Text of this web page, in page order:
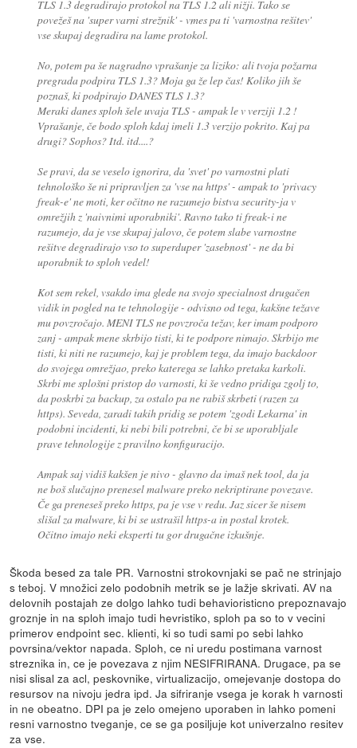
TLS 1.3 degradirajo protokol na TLS 1.2 ali nižji. Tako se
povežeš na 'super varni strežnik' - vmes pa ti 'varnostna rešitev'
vse skupaj degradira na lame protokol.
No, potem pa še nagradno vprašanje za liziko: ali tvoja požarna
pregrada podpira TLS 1.3? Moja ga že lep čas! Koliko jih še
poznaš, ki podpirajo DANES TLS 1.3?
Meraki danes sploh šele uvaja TLS - ampak le v verziji 1.2 !
Vprašanje, če bodo sploh kdaj imeli 1.3 verzijo pokrito. Kaj pa
drugi? Sophos? Itd. itd....?
Se pravi, da se veselo ignorira, da 'svet' po varnostni plati
tehnološko še ni pripravljen za 'vse na https' - ampak to 'privacy
freak-e' ne moti, ker očitno ne razumejo bistva security-ja v
omrežjih z 'naivnimi uporabniki'. Ravno tako ti freak-i ne
razumejo, da je vse skupaj jalovo, če potem slabe varnostne
rešitve degradirajo vso to superduper 'zasebnost' - ne da bi
uporabnik to sploh vedel!
Kot sem rekel, vsakdo ima glede na svojo specialnost drugačen
vidik in pogled na te tehnologije - odvisno od tega, kakšne težave
mu povzročajo. MENI TLS ne povzroča težav, ker imam podporo
zanj - ampak mene skrbijo tisti, ki te podpore nimajo. Skrbijo me
tisti, ki niti ne razumejo, kaj je problem tega, da imajo backdoor
do svojega omrežjao, preko katerega se lahko pretaka karkoli.
Skrbi me splošni pristop do varnosti, ki še vedno pridiga zgolj to,
da poskrbi za backup, za ostalo pa ne rabiš skrbeti (razen za
https). Seveda, zaradi takih pridig se potem 'zgodi Lekarna' in
podobni incidenti, ki nebi bili potrebni, če bi se uporabljale
prave tehnologije z pravilno konfiguracijo.
Ampak saj vidiš kakšen je nivo - glavno da imaš nek tool, da ja
ne boš slučajno prenesel malware preko nekriptirane povezave.
Če ga preneseš preko https, pa je vse v redu. Jaz sicer še nisem
slišal za malware, ki bi se ustrašil https-a in postal krotek.
Očitno imajo neki eksperti tu gor drugačne izkušnje.
Škoda besed za tale PR. Varnostni strokovnjaki se pač ne strinjajo
s teboj. V množici zelo podobnih metrik se je lažje skrivati. AV na
delovnih postajah ze dolgo lahko tudi behavioristicno prepoznavajo
groznje in na sploh imajo tudi hevristiko, sploh pa so to v vecini
primerov endpoint sec. klienti, ki so tudi sami po sebi lahko
povrsina/vektor napada. Sploh, ce ni uredu postimana varnost
streznika in, ce je povezava z njim NESIFRIRANA. Drugace, pa se
nisi slisal za acl, peskovnike, virtualizacijo, omejevanje dostopa do
resursov na nivoju jedra ipd. Ja sifriranje vsega je korak h varnosti
in ne obeatno. DPI pa je zelo omejeno uporaben in lahko pomeni
resni varnostno tveganje, ce se ga posiljuje kot univerzalno resitev
za vse.